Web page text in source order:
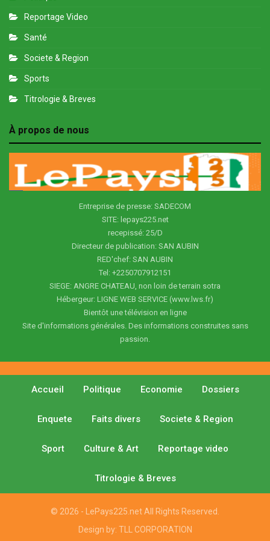
Reportage Video
Santé
Societe & Region
Sports
Titrologie & Breves
À propos de nous
Entreprise de presse: SADECOM
SITE: lepays225.net
recepissé: 25/D
Directeur de publication: SAN AUBIN
RED'chef: SAN AUBIN
Tel: +2250707912151
SIEGE: ANGRE CHATEAU, non loin de terrain sotra
Hébergeur: LIGNE WEB SERVICE (www.lws.fr)
Bientôt une télévision en ligne
Site d'informations générales. Des informations construites sans
passion.
Accueil Politique Economie Dossiers
Enquete Faits divers Societe & Region
Sport Culture & Art Reportage video
Titrologie & Breves
© 2026 - LePays225.net All Rights Reserved.
Design by: TLL CORPORATION